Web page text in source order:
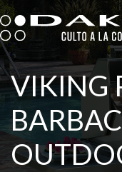
Ir
al
contenido
VIKING